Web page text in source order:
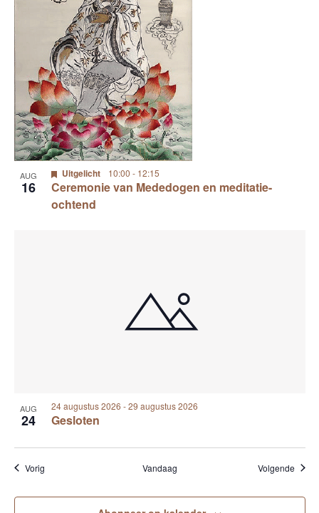
AUG
16
Ceremonie van Mededogen en meditatie-
ochtend
Uitgelicht 10:00 - 12:15
AUG
24 Gesloten
24 augustus 2026 -29 augustus 2026
VorigEvenementen Vandaag Volgende